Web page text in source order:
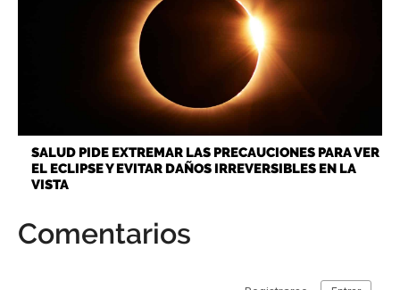
SALUD PIDE EXTREMAR LAS PRECAUCIONES PARA VER
EL ECLIPSE Y EVITAR DAÑOS IRREVERSIBLES EN LA
VISTA
Comentarios